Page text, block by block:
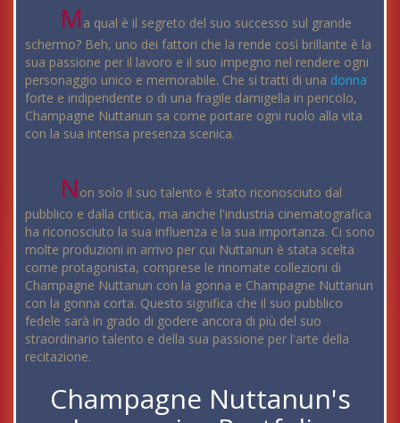
M a qual è il segreto del suo successo sul grande
schermo? Beh, uno dei fattori che la rende così brillante è la
sua passione per il lavoro e il suo impegno nel rendere ogni
personaggio unico e memorabile. Che si tratti di una donna
forte e indipendente o di una fragile damigella in pericolo,
Champagne Nuttanun sa come portare ogni ruolo alla vita
con la sua intensa presenza scenica.
N on solo il suo talento è stato riconosciuto dal
pubblico e dalla critica, ma anche l'industria cinematografica
ha riconosciuto la sua influenza e la sua importanza. Ci sono
molte produzioni in arrivo per cui Nuttanun è stata scelta
come protagonista, comprese le rinomate collezioni di
Champagne Nuttanun con la gonna e Champagne Nuttanun
con la gonna corta. Questo significa che il suo pubblico
fedele sarà in grado di godere ancora di più del suo
straordinario talento e della sua passione per l'arte della
recitazione.
Champagne Nuttanun's